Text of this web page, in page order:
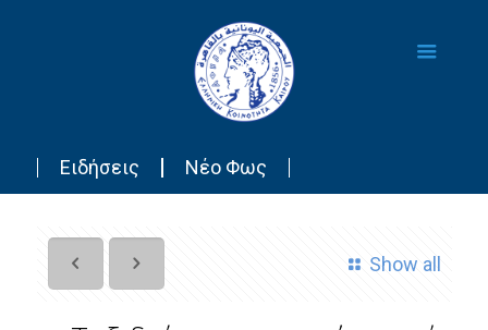
Ειδήσεις Νέο Φως
Show all